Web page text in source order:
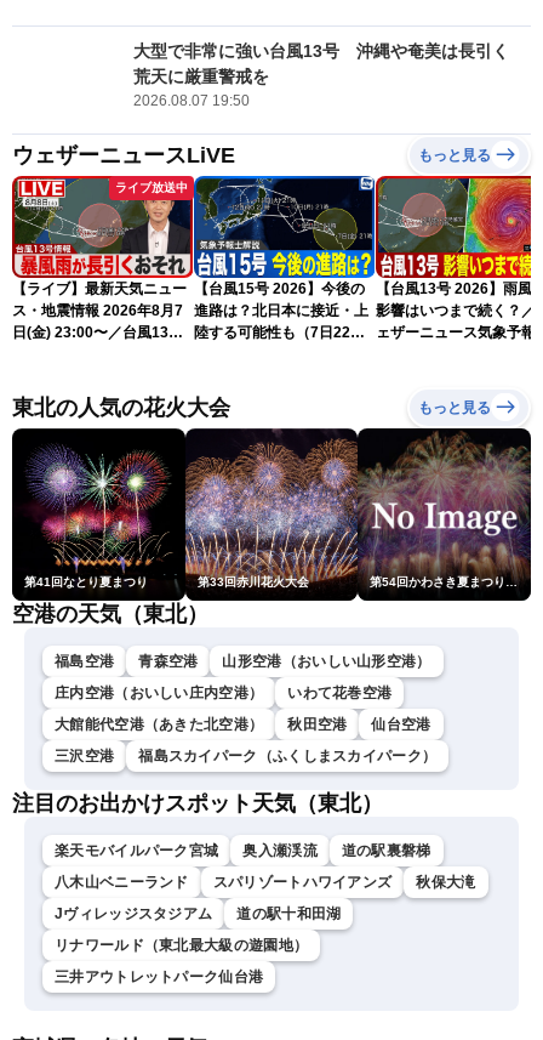
大型で非常に強い台風13号 沖縄や奄美は長引く
荒天に厳重警戒を
2026.08.07 19:50
ウェザーニュースLiVE もっと見る
ライブ放送中
【ライブ】最新天気ニュー
ス・地震情報 2026年8月7
日(金) 23:00〜／台風13号
【台風15号 2026】今後の
進路は？北日本に接近・上
陸する可能性も（7日22時
【台風13号 2026】雨風
影響はいつまで続く？／
ェザーニュース気象予報
東北の人気の花火大会 もっと見る
第41回なとり夏まつり 第33回赤川花火大会 第54回かわさき夏まつり花火大会「おらが自慢のでっかい花火」
空港の天気（東北）
福島空港 青森空港
山形空港（おいしい山形空港）
庄内空港（おいしい庄内空港）
いわて花巻空港
大館能代空港（あきた北空港）
秋田空港
仙台空港
三沢空港
福島スカイパーク（ふくしまスカイパーク）
注目のお出かけスポット天気（東北）
楽天モバイルパーク宮城 奥入瀬渓流
道の駅裏磐梯
八木山ベニーランド
スパリゾートハワイアンズ
秋保大滝
Jヴィレッジスタジアム
道の駅十和田湖
リナワールド（東北最大級の遊園地）
三井アウトレットパーク仙台港